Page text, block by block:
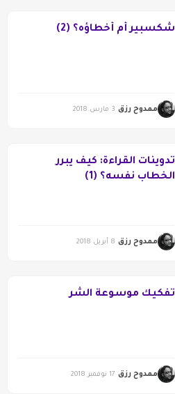
شكسبير أم أخطاؤه؟ (2)
ممدوح رزق 3 مارس 2018
تدوينات القراءة: كيف يبرر
الخطاب نفسه؟ (1)
ممدوح رزق 8 أبريل 2018
تفكيك موسوعة الشر
ممدوح رزق 17 نوفمبر 2018